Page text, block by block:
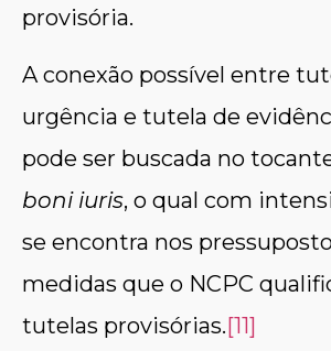
provisória.
A conexão possível entre
urgência e tutela de
pode ser buscada no
boni iuris, o qual com
se encontra nos
medidas que o NCPC
tutelas provisórias.[11]